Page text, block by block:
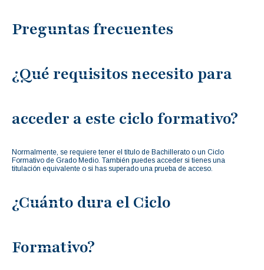
Preguntas frecuentes
¿Qué requisitos necesito para
acceder a este ciclo formativo?
Normalmente, se requiere tener el título de Bachillerato o un Ciclo
Formativo de Grado Medio. También puedes acceder si tienes una
titulación equivalente o si has superado una prueba de acceso.
¿Cuánto dura el Ciclo
Formativo?